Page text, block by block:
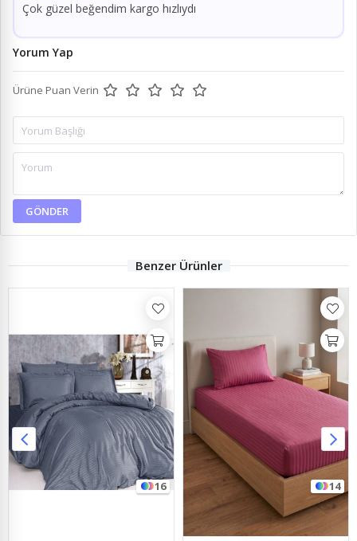
Çok güzel beğendim kargo hızlıydı
Yorum Yap
Ürüne Puan Verin
GÖNDER
Benzer Ürünler
16 14